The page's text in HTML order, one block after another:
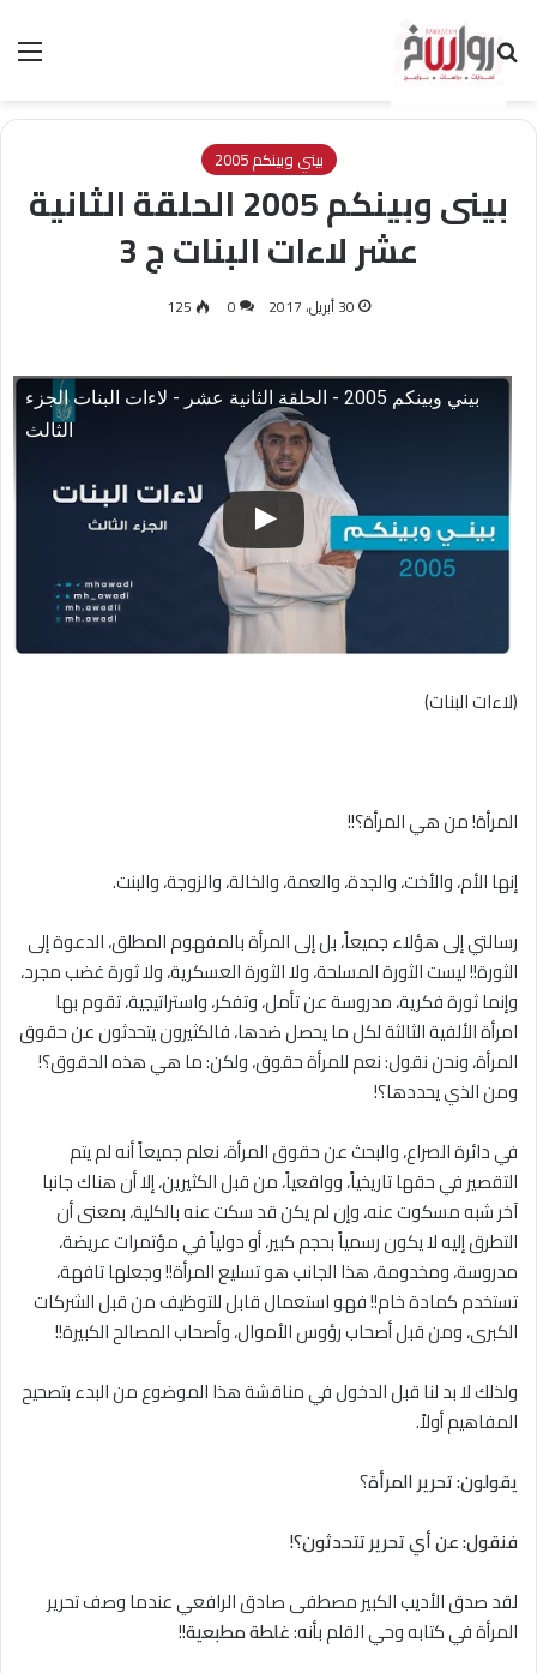
بحث عن
بيني وبينكم 2005
بينى وبينكم 2005 الحلقة الثانية
عشر لاءات البنات ج 3
30 أبريل، 2017 0
125
بيني وبينكم 2005 - الحلقة الثانية عشر - لاءات البنات الجزء
الثالث
(لاءات البنات)
المرأة! من هي المرأة؟!!
إنها الأم، والأخت، والجدة، والعمة، والخالة، والزوجة، والبنت.
رسالتي إلى هؤلاء جميعاً، بل إلى المرأة بالمفهوم المطلق، الدعوة إلى
الثورة!! ليست الثورة المسلحة، ولا الثورة العسكرية، ولا ثورة غضب مجرد،
وإنما ثورة فكرية، مدروسة عن تأمل، وتفكر، واستراتيجية، تقوم بها
امرأة الألفية الثالثة لكل ما يحصل ضدها، فالكثيرون يتحدثون عن حقوق
المرأة، ونحن نقول: نعم للمرأة حقوق، ولكن: ما هي هذه الحقوق؟!
ومن الذي يحددها؟!
في دائرة الصراع، والبحث عن حقوق المرأة، نعلم جميعاً أنه لم يتم
التقصير في حقها تاريخياً، وواقعياً، من قبل الكثيرين، إلا أن هناك جانبا
آخر شبه مسكوت عنه، وإن لم يكن قد سكت عنه بالكلية، بمعنى أن
التطرق إليه لا يكون رسمياً بحجم كبير، أو دولياً في مؤتمرات عريضة،
مدروسة، ومخدومة، هذا الجانب هو تسليع المرأة!! وجعلها تافهة،
تستخدم كمادة خام!! فهو استعمال قابل للتوظيف من قبل الشركات
الكبرى، ومن قبل أصحاب رؤوس الأموال، وأصحاب المصالح الكبيرة!!
ولذلك لا بد لنا قبل الدخول في مناقشة هذا الموضوع من البدء بتصحيح
المفاهيم أولاً.
يقولون: تحرير المرأة؟
فنقول: عن أي تحرير تتحدثون؟!
لقد صدق الأديب الكبير مصطفى صادق الرافعي عندما وصف تحرير
المرأة في كتابه وحي القلم بأنه:غلطة مطبعية!!